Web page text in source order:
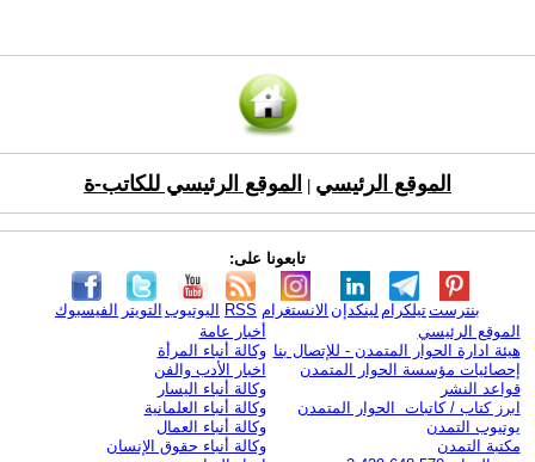
الموقع الرئيسي الموقع الرئيسي للكاتب-ة
تابعونا على:
الفيسبوك التويتر اليوتيوب RSS الانستغرام لينكدإن تيلكرامبنترست
الموقع الرئيسي
هيئة ادارة الحوار المتمدن - للإتصال بنا
إحصائيات مؤسسة الحوار المتمدن
قواعد النشر
ابرز كتاب / كاتبات الحوار المتمدن
يوتيوب التمدن
مكتبة التمدن
أخبار عامة
وكالة أنباء المرأة
اخبار الأدب والفن
وكالة أنباء اليسار
وكالة أنباء العلمانية
وكالة أنباء العمال
وكالة أنباء حقوق الإنسان